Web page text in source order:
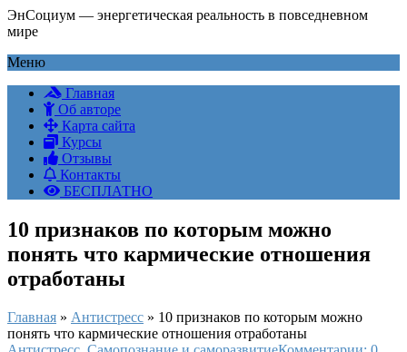
ЭнСоциум — энергетическая реальность в повседневном
мире
Меню
Главная
Об авторе
Карта сайта
Курсы
Отзывы
Контакты
БЕСПЛАТНО
10 признаков по которым можно
понять что кармические отношения
отработаны
Главная » Антистресс » 10 признаков по которым можно
понять что кармические отношения отработаны